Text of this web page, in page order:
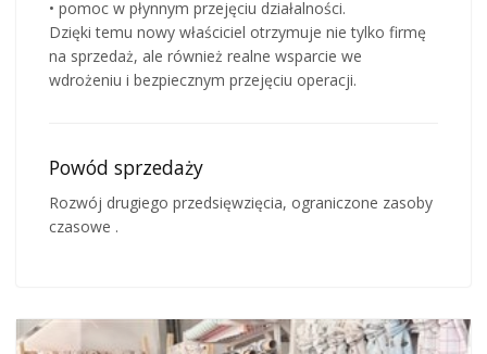
• pomoc w płynnym przejęciu działalności.
Dzięki temu nowy właściciel otrzymuje nie tylko firmę
na sprzedaż, ale również realne wsparcie we
wdrożeniu i bezpiecznym przejęciu operacji.
Powód sprzedaży
Rozwój drugiego przedsięwzięcia, ograniczone zasoby
czasowe .